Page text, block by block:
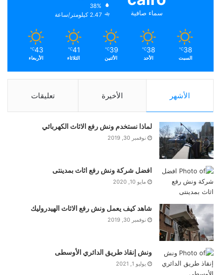
سماء صافية
38%
2.47 كيلومتر/ساعة
38
℃
السبت
38
℃
الأحد
39
℃
الأثنين
41
℃
الثلاثاء
43
℃
الأربعاء
الأشهر الأخيرة تعليقات
لماذا نستخدم ونش رفع الاثاث الكهربائي
نوفمبر 30, 2019
افضل شركة ونش رفع اثاث بمدينتى
مايو 10, 2020
شاهد كيف يعمل ونش رفع الاثاث الهيدروليك
نوفمبر 30, 2019
ونش إنقاذ طريق الدائري الأوسطى
يوليو 1, 2021